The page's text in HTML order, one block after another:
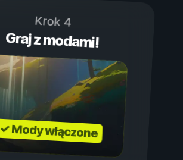
Krok 4
Graj z modami!
✓ Mody włączone